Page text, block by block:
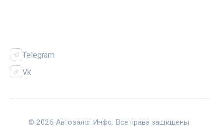
Telegram
Vk
© 2026 Автозалог.Инфо. Все права защищены.